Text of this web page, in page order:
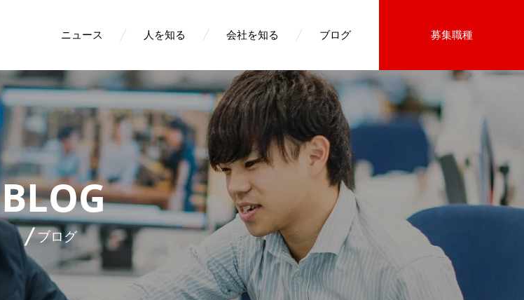
ニュース 人を知る 会社を知る ブログ 募集職種
BLOG
ブログ